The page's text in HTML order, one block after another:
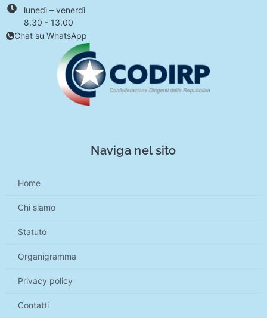
lunedì – venerdì
8.30 - 13.00
Chat su WhatsApp
Naviga nel sito
Home
Chi siamo
Statuto
Organigramma
Privacy policy
Contatti